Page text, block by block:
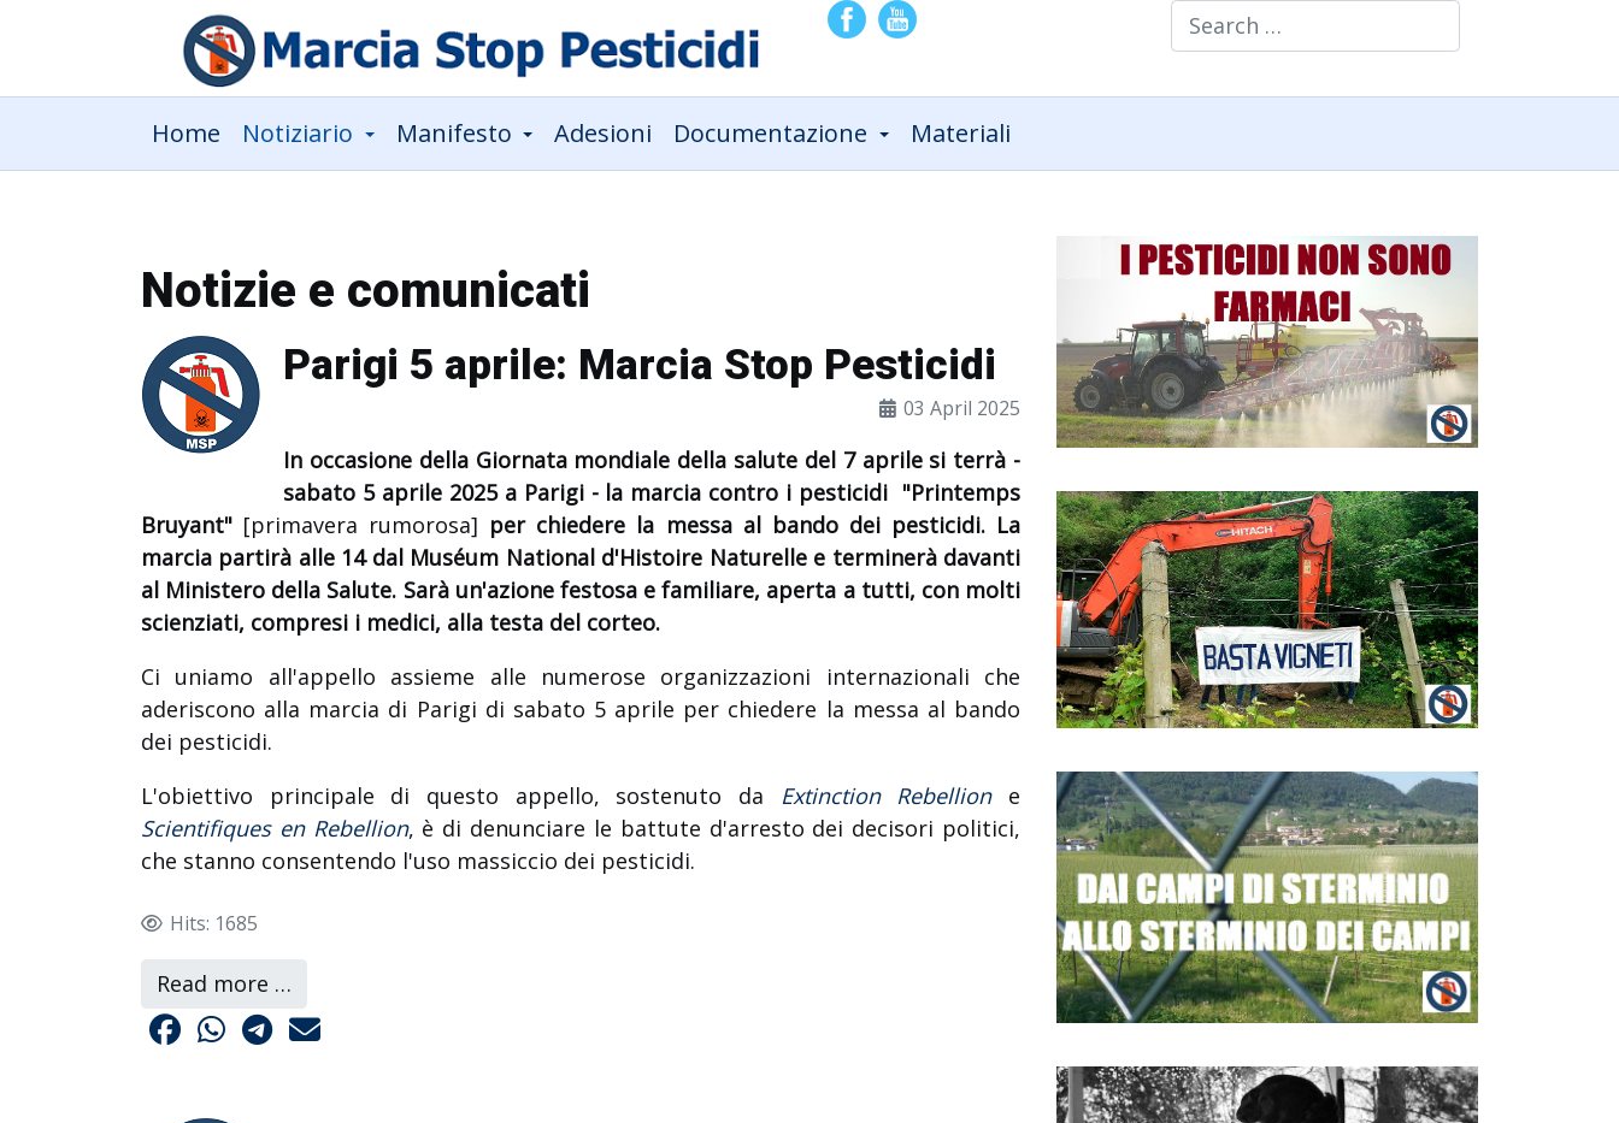
Search
Home Notiziario Manifesto Adesioni Documentazione Materiali
Notizie e comunicati
Parigi 5 aprile: Marcia Stop Pesticidi
03 April 2025
In occasione della Giornata mondiale della salute del 7 aprile si terrà -
sabato 5 aprile 2025 a Parigi - la marcia contro i pesticidi "Printemps
Bruyant" [primavera rumorosa] per chiedere la messa al bando dei pesticidi. La
marcia partirà alle 14 dal Muséum National d'Histoire Naturelle e terminerà davanti
al Ministero della Salute. Sarà un'azione festosa e familiare, aperta a tutti, con molti
scienziati, compresi i medici, alla testa del corteo.
Ci uniamo all'appello assieme alle numerose organizzazioni internazionali che
aderiscono alla marcia di Parigi di sabato 5 aprile per chiedere la messa al bando
dei pesticidi.
L'obiettivo principale di questo appello, sostenuto da Extinction Rebellione
Scientifiques en Rebellion, è di denunciare le battute d'arresto dei decisori politici,
che stanno consentendo l'uso massiccio dei pesticidi.
Hits: 1685
Read more …